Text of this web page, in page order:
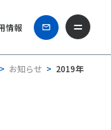
情報
お知らせ 2019年